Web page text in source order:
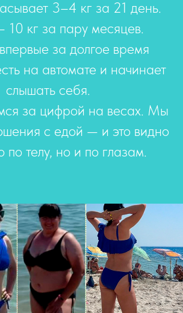
3–4 кг за 21 день.
10 кг за пару месяцев.
за долгое время
на автомате и начинает
слышать себя.
за цифрой на весах. Мы
с едой — и это видно
по телу, но и по глазам.